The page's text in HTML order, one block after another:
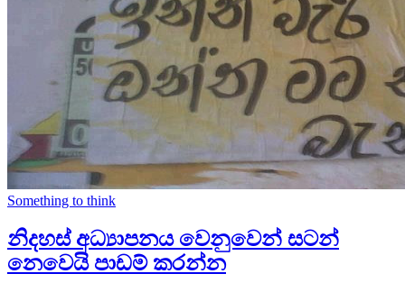
Something to think
නිදහස් අධ්‍යාපනය වෙනුවෙන් සටන්
නෙවෙයි පාඩම් කරන්න